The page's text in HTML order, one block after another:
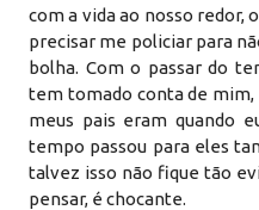
com a vida ao nosso redor,
precisar me policiar para
bolha. Com o passar do
tem tomado conta de mim,
meus pais eram quando
tempo passou para eles
talvez isso não fique tão
pensar, é chocante.